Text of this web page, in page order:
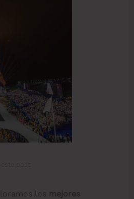
los mejores